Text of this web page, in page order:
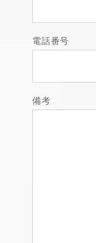
電話番号
備考